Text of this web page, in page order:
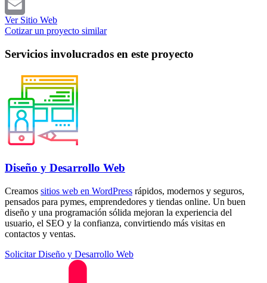
Telegram
Email
Ver Sitio Web
Cotizar un proyecto similar
Servicios involucrados en este proyecto
Diseño y Desarrollo Web
Creamos sitios web en WordPress rápidos, modernos y seguros,
pensados para pymes, emprendedores y tiendas online. Un buen
diseño y una programación sólida mejoran la experiencia del
usuario, el SEO y la confianza, convirtiendo más visitas en
contactos y ventas.
Solicitar Diseño y Desarrollo Web